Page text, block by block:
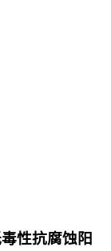
性抗腐蚀阳